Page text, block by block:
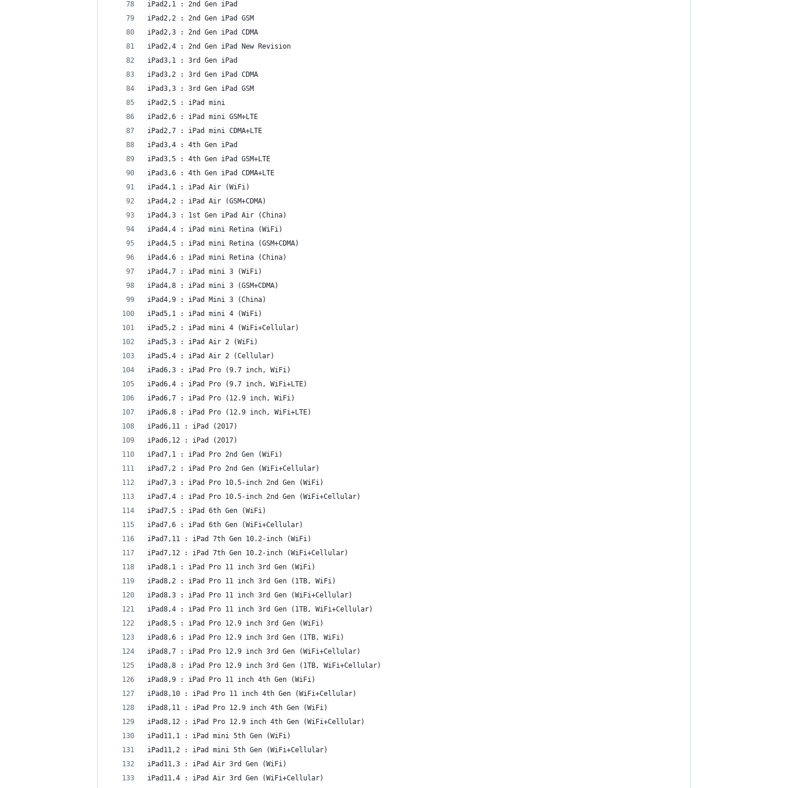
iPad2,1 : 2nd Gen iPad
iPad2,2 : 2nd Gen iPad GSM
iPad2,3 : 2nd Gen iPad CDMA
iPad2,4 : 2nd Gen iPad New Revision
iPad3,1 : 3rd Gen iPad
iPad3,2 : 3rd Gen iPad CDMA
iPad3,3 : 3rd Gen iPad GSM
iPad2,5 : iPad mini
iPad2,6 : iPad mini GSM+LTE
iPad2,7 : iPad mini CDMA+LTE
iPad3,4 : 4th Gen iPad
iPad3,5 : 4th Gen iPad GSM+LTE
iPad3,6 : 4th Gen iPad CDMA+LTE
iPad4,1 : iPad Air (WiFi)
iPad4,2 : iPad Air (GSM+CDMA)
iPad4,3 : 1st Gen iPad Air (China)
iPad4,4 : iPad mini Retina (WiFi)
iPad4,5 : iPad mini Retina (GSM+CDMA)
iPad4,6 : iPad mini Retina (China)
iPad4,7 : iPad mini 3 (WiFi)
iPad4,8 : iPad mini 3 (GSM+CDMA)
iPad4,9 : iPad Mini 3 (China)
iPad5,1 : iPad mini 4 (WiFi)
iPad5,2 : iPad mini 4 (WiFi+Cellular)
iPad5,3 : iPad Air 2 (WiFi)
iPad5,4 : iPad Air 2 (Cellular)
iPad6,3 : iPad Pro (9.7 inch, WiFi)
iPad6,4 : iPad Pro (9.7 inch, WiFi+LTE)
iPad6,7 : iPad Pro (12.9 inch, WiFi)
iPad6,8 : iPad Pro (12.9 inch, WiFi+LTE)
iPad6,11 : iPad (2017)
iPad6,12 : iPad (2017)
iPad7,1 : iPad Pro 2nd Gen (WiFi)
iPad7,2 : iPad Pro 2nd Gen (WiFi+Cellular)
iPad7,3 : iPad Pro 10.5-inch 2nd Gen (WiFi)
iPad7,4 : iPad Pro 10.5-inch 2nd Gen (WiFi+Cellular)
iPad7,5 : iPad 6th Gen (WiFi)
iPad7,6 : iPad 6th Gen (WiFi+Cellular)
iPad7,11 : iPad 7th Gen 10.2-inch (WiFi)
iPad7,12 : iPad 7th Gen 10.2-inch (WiFi+Cellular)
iPad8,1 : iPad Pro 11 inch 3rd Gen (WiFi)
iPad8,2 : iPad Pro 11 inch 3rd Gen (1TB, WiFi)
iPad8,3 : iPad Pro 11 inch 3rd Gen (WiFi+Cellular)
iPad8,4 : iPad Pro 11 inch 3rd Gen (1TB, WiFi+Cellular)
iPad8,5 : iPad Pro 12.9 inch 3rd Gen (WiFi)
iPad8,6 : iPad Pro 12.9 inch 3rd Gen (1TB, WiFi)
iPad8,7 : iPad Pro 12.9 inch 3rd Gen (WiFi+Cellular)
iPad8,8 : iPad Pro 12.9 inch 3rd Gen (1TB, WiFi+Cellular)
iPad8,9 : iPad Pro 11 inch 4th Gen (WiFi)
iPad8,10 : iPad Pro 11 inch 4th Gen (WiFi+Cellular)
iPad8,11 : iPad Pro 12.9 inch 4th Gen (WiFi)
iPad8,12 : iPad Pro 12.9 inch 4th Gen (WiFi+Cellular)
iPad11,1 : iPad mini 5th Gen (WiFi)
iPad11,2 : iPad mini 5th Gen (WiFi+Cellular)
iPad11,3 : iPad Air 3rd Gen (WiFi)
iPad11,4 : iPad Air 3rd Gen (WiFi+Cellular)